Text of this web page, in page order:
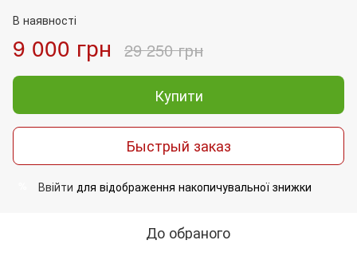
В наявності
9 000 грн 29 250 грн
Купити
Быстрый заказ
Ввійти для відображення накопичувальної знижки
До обраного